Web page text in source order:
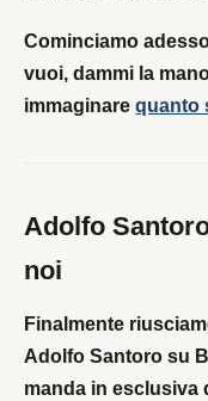
Cominciamo
vuoi, dammi la
immaginarequanto
Adolfo
noi
Finalmente
Adolfo Santoro su
manda in esclusiva